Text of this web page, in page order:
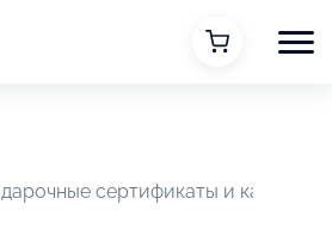
сертификаты и карты